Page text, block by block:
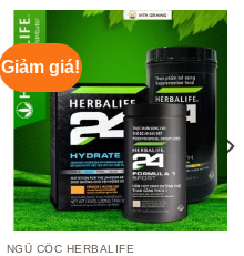
Giảm giá!
NGŨ CỐC HERBALIFE